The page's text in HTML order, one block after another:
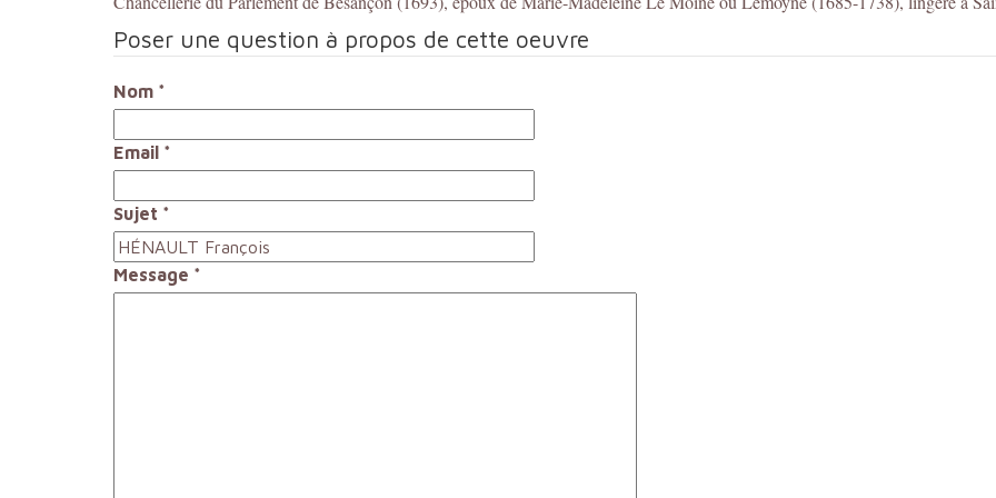
Poser une question à propos de cette oeuvre
Nom *
Email *
Sujet *
Message *